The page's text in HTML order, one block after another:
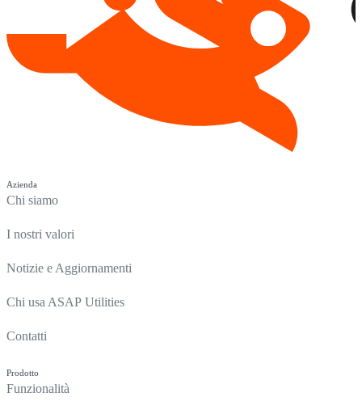
Azienda
Chi siamo
I nostri valori
Notizie e Aggiornamenti
Chi usa ASAP Utilities
Contatti
Prodotto
Funzionalità